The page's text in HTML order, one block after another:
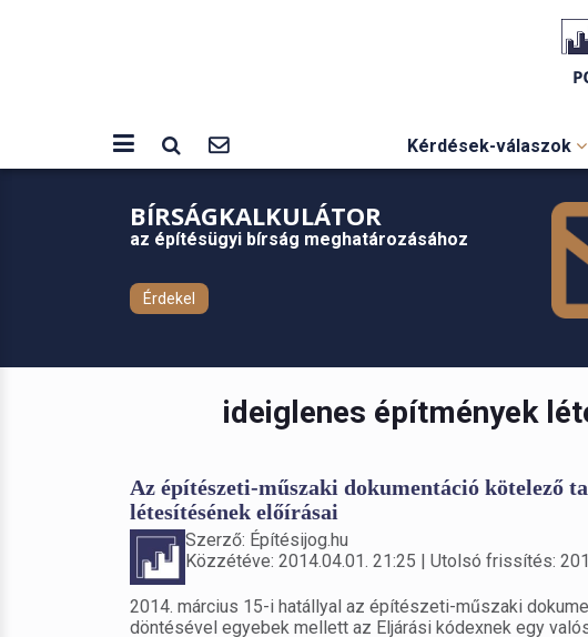
Kérdések-válaszok
BÍRSÁGKALKULÁTOR
az építésügyi bírság meghatározásához
Érdekel
ideiglenes építmények
Az építészeti-műszaki dokumentáció kötelező
létesítésének előírásai
Szerző: Építésijog.hu
Közzétéve: 2014.04.01. 21:25 | Utolsó frissítés:
2014. március 15-i hatállyal az építészeti-műszaki
döntésével egyebek mellett az Eljárási kódexnek egy